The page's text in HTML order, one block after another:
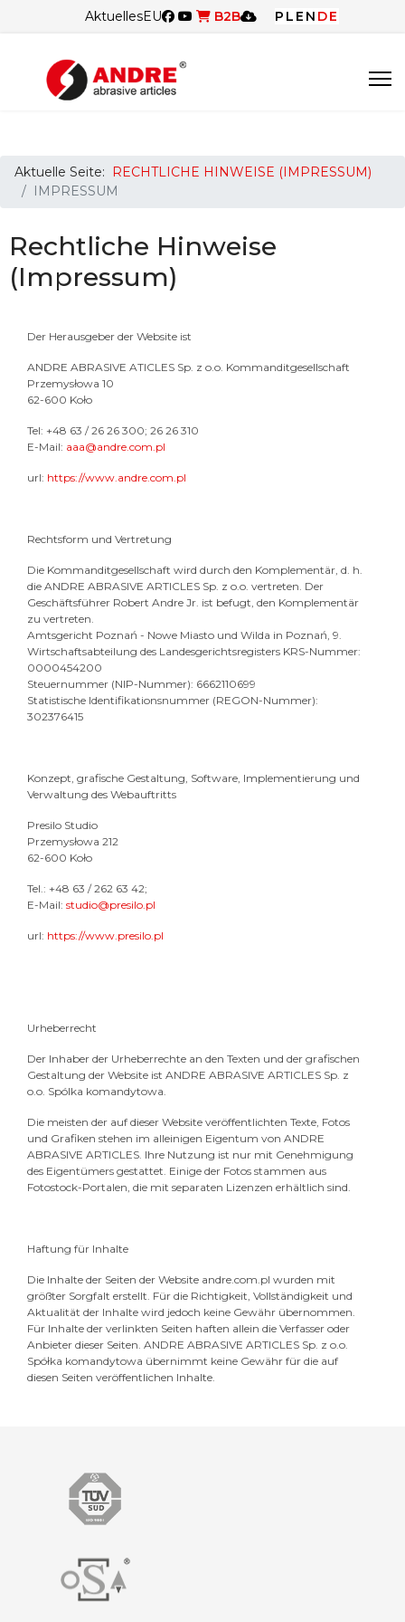
AktuellesEU B2B PL EN DE
Aktuelle Seite:
RECHTLICHE HINWEISE (IMPRESSUM)
IMPRESSUM
Rechtliche Hinweise
(Impressum)
Der Herausgeber der Website ist
ANDRE ABRASIVE ATICLES Sp. z o.o. Kommanditgesellschaft
Przemysłowa 10
62-600 Koło
Tel: +48 63 / 26 26 300; 26 26 310
E-Mail: aaa@andre.com.pl
url: https://www.andre.com.pl
Rechtsform und Vertretung
Die Kommanditgesellschaft wird durch den Komplementär, d. h.
die ANDRE ABRASIVE ARTICLES Sp. z o.o. vertreten. Der
Geschäftsführer Robert Andre Jr. ist befugt, den Komplementär
zu vertreten.
Amtsgericht Poznań - Nowe Miasto und Wilda in Poznań, 9.
Wirtschaftsabteilung des Landesgerichtsregisters KRS-Nummer:
0000454200
Steuernummer (NIP-Nummer): 6662110699
Statistische Identifikationsnummer (REGON-Nummer):
302376415
Konzept, grafische Gestaltung, Software, Implementierung und
Verwaltung des Webauftritts
Presilo Studio
Przemysłowa 212
62-600 Koło
Tel.: +48 63 / 262 63 42;
E-Mail: studio@presilo.pl
url: https://www.presilo.pl
Urheberrecht
Der Inhaber der Urheberrechte an den Texten und der grafischen
Gestaltung der Website ist ANDRE ABRASIVE ARTICLES Sp. z
o.o. Spólka komandytowa.
Die meisten der auf dieser Website veröffentlichten Texte, Fotos
und Grafiken stehen im alleinigen Eigentum von ANDRE
ABRASIVE ARTICLES. Ihre Nutzung ist nur mit Genehmigung
des Eigentümers gestattet. Einige der Fotos stammen aus
Fotostock-Portalen, die mit separaten Lizenzen erhältlich sind.
Haftung für Inhalte
Die Inhalte der Seiten der Website andre.com.pl wurden mit
größter Sorgfalt erstellt. Für die Richtigkeit, Vollständigkeit und
Aktualität der Inhalte wird jedoch keine Gewähr übernommen.
Für Inhalte der verlinkten Seiten haften allein die Verfasser oder
Anbieter dieser Seiten. ANDRE ABRASIVE ARTICLES Sp. z o.o.
Spółka komandytowa übernimmt keine Gewähr für die auf
diesen Seiten veröffentlichen Inhalte.